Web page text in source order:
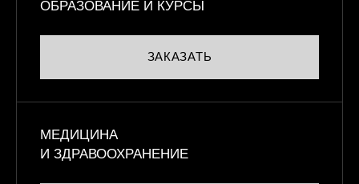
ОБРАЗОВАНИЕ И КУРСЫ
ЗАКАЗАТЬ
МЕДИЦИНА
И ЗДРАВООХРАНЕНИЕ